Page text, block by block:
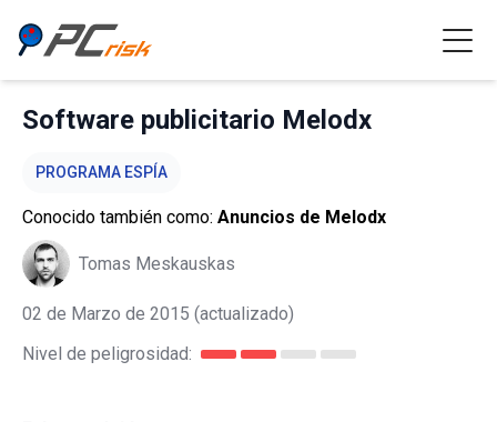
Software publicitario Melodx
PROGRAMA ESPÍA
Conocido también como: Anuncios de Melodx
Tomas Meskauskas
02 de Marzo de 2015 (actualizado)
Nivel de peligrosidad: